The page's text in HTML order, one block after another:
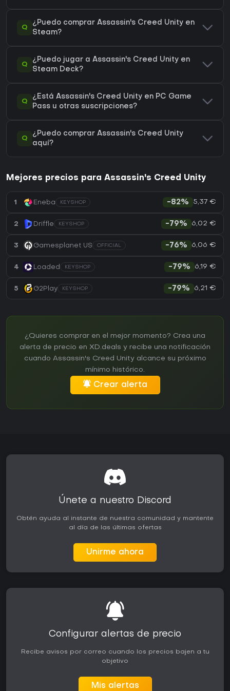
Q
¿Puedo comprar Assassin's Creed Unity en
Steam?
Q
¿Puedo jugar a Assassin's Creed Unity en
Steam Deck?
Q
¿Está Assassin's Creed Unity en PC Game
Pass u otras suscripciones?
Q
¿Puedo comprar Assassin's Creed Unity
aquí?
Mejores precios para Assassin's Creed Unity
1 Eneba KEYSHOP -82% 5,37 €
2 Driffle KEYSHOP -79% 6,02 €
3 Gamesplanet US OFFICIAL -76% 6,06 €
4 Loaded KEYSHOP -79% 6,19 €
5 G2Play KEYSHOP -79% 6,21 €
¿Quieres comprar en el mejor momento? Crea una
alerta de precio en XD.deals y recibe una notificación
cuando Assassin's Creed Unity alcance su próximo
mínimo histórico.
Crear alerta
Únete a nuestro Discord
Obtén ayuda al instante de nuestra comunidad y mantente
al día de las últimas ofertas
Unirme ahora
Configurar alertas de precio
Recibe avisos por correo cuando los precios bajen a tu
objetivo
Mis alertas